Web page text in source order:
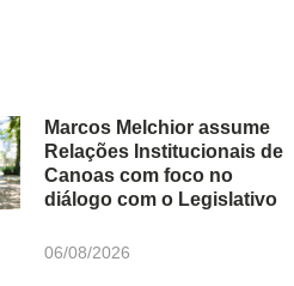
Marcos Melchior assume
Relações Institucionais de
Canoas com foco no
diálogo com o Legislativo
06/08/2026